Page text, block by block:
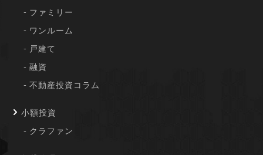
ファミリー
ワンルーム
戸建て
融資
不動産投資コラム
小額投資
クラファン